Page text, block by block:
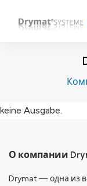
keine Ausgabe.
О компании
Drymat — одна из